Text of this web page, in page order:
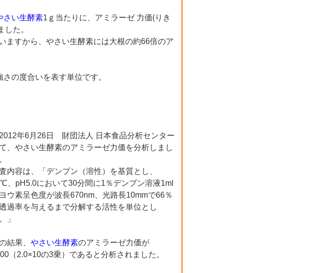
さい生酵素1ｇ当たりに、アミラーゼ 力価(りき
た。
ますから、やさい生酵素には大根の約66倍のア
の度合いを表す単位です。
年6月26日 財団法人 日本食品分析センター
、やさい生酵素のアミラーゼ力価を分析しまし
内容は、「デンプン（溶性）を基質とし、
、pH5.0において30分間に1％デンプン溶液1ml
ウ素呈色度が波長670nm、光路長10mmで66％
過率を与えるまで分解する活性を単位とし
」
結果、 やさい生酵素のアミラーゼ力価が
（2.0×10の3乗）であると分析されました。